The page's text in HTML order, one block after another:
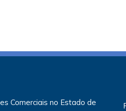
Comerciais no Estado de